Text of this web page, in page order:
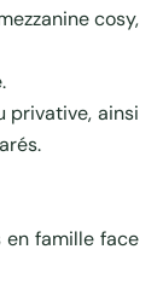
cosy,
privative, ainsi
en famille face